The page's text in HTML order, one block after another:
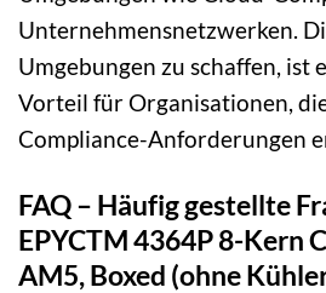
Unternehmensnetzwerken.
Umgebungen zu schaffen, ist
Vorteil für Organisationen,
Compliance-Anforderungen
FAQ – Häufig gestellte
EPYCTM 4364P 8-Kern
AM5, Boxed (ohne